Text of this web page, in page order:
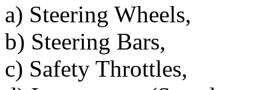
a) Steering Wheels,
b) Steering Bars,
c) Safety Throttles,